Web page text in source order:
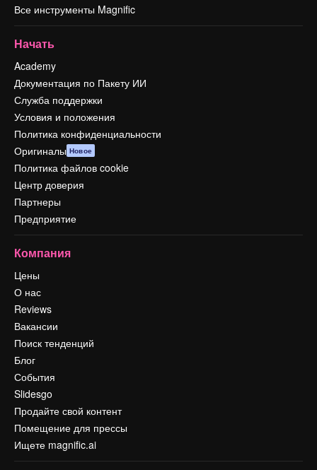
Все инструменты Magnific
Начать
Academy
Документация по Пакету ИИ
Служба поддержки
Условия и положения
Политика конфиденциальности
Оригиналы Новое
Политика файлов cookie
Центр доверия
Партнеры
Предприятие
Компания
Цены
О нас
Reviews
Вакансии
Поиск тенденций
Блог
События
Slidesgo
Продайте свой контент
Помещение для прессы
Ищете magnific.ai